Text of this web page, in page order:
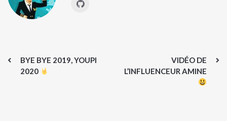
BYE BYE 2019, YOUPI
2020
VIDÉO DE
L’INFLUENCEUR AMINE